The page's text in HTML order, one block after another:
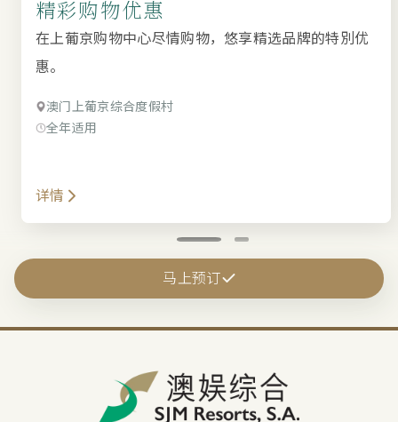
马上预订
精彩购物优惠
在上葡京购物中心尽情购物，悠享精选品牌的特別优
惠。
澳门上葡京综合度假村
全年适用
详情